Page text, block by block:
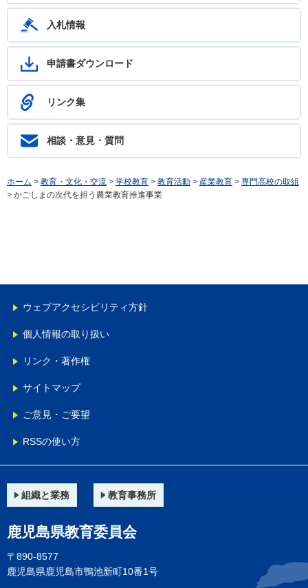
入札情報
申請書ダウンロード
リンク集
相談・意見・質問
ホーム > 教育・文化・交流 > 学校教育 > 教育活動 > 産業教育 > 専門高校の取組
> かごしまの次代を担う農業教育推進事業
ウェブアクセシビリティ方針
個人情報の取り扱い
リンク・著作権
サイトマップ
ご意見・ご要望
RSSの使い方
組織と業務 教育事務所
鹿児島県教育委員会
〒890-8577
鹿児島県鹿児島市鴨池新町10番1号